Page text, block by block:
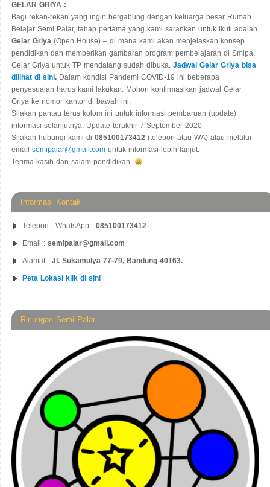
GELAR GRIYA :
Bagi rekan-rekan yang ingin bergabung dengan keluarga besar Rumah
Belajar Semi Palar, tahap pertama yang kami sarankan untuk ikuti adalah
Gelar Griya (Open House) – di mana kami akan menjelaskan konsep
pendidikan dan memberikan gambaran program pembelajaran di Smipa.
Gelar Griya untuk TP mendatang sudah dibuka. Jadwal Gelar Griya bisa
dilihat di sini. Dalam kondisi Pandemi COVID-19 ini beberapa
penyesuaian harus kami lakukan. Mohon konfirmasikan jadwal Gelar
Griya ke nomor kantor di bawah ini.
Silakan pantau terus kolom ini untuk informasi pembaruan (update)
informasi selanjutnya. Update terakhir 7 September 2020
Silakan hubungi kami di 085100173412 (telepon atau WA) atau melalui
email semipalar@gmail.com untuk informasi lebih lanjut.
Terima kasih dan salam pendidikan.
Informasi Kontak
Telepon | WhatsApp : 085100173412
Email : semipalar@gmail.com
Alamat : Jl. Sukamulya 77-79, Bandung 40163.
Peta Lokasi klik di sini
Ririungan Semi Palar